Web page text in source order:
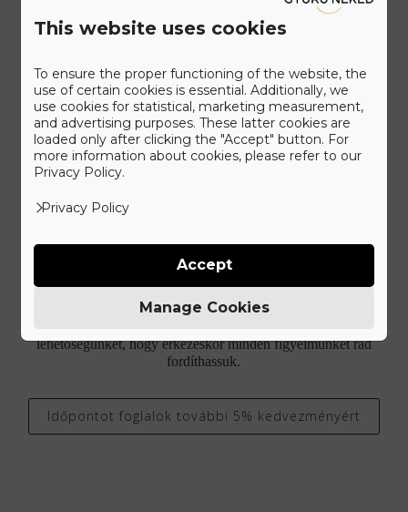
IDŐPONTFOGLALÁS
Látogass el üzletünkbe!
Ismerd meg a Gyűrű Neked különleges ékszer kínálatát.
Elegáns, kétszintes szalonunkat a belváros patinás részén az
Alkotmány utcánál álmodtuk meg, hogy kellemes
környezetben válogathass kínálatunkból. Látogass el hozzánk,
lehetőségünket, hogy érkezéskor minden figyelmünket rád
fordíthassuk.
Időpontot foglalok további 5% kedvezményért
This website uses cookies
To ensure the proper functioning of the website, the
use of certain cookies is essential. Additionally, we
use cookies for statistical, marketing measurement,
and advertising purposes. These latter cookies are
loaded only after clicking the "Accept" button. For
more information about cookies, please refer to our
Privacy Policy.
Privacy Policy
Manage Cookies
Accept